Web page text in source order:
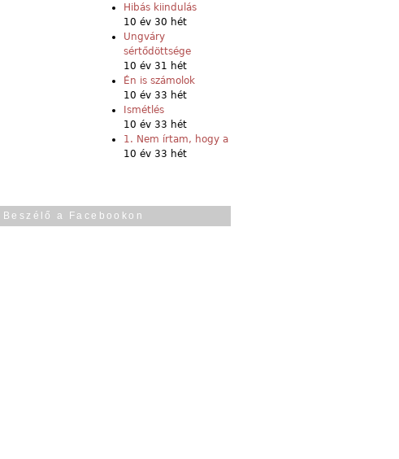
Hibás kiindulás
10 év 30 hét
Ungváry
sértődöttsége
10 év 31 hét
Én is számolok
10 év 33 hét
Ismétlés
10 év 33 hét
1. Nem írtam, hogy a
10 év 33 hét
Beszélő a Facebookon